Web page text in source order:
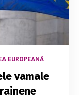
EUROPEANĂ
vamale